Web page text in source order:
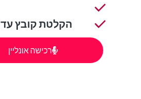
הקלטת קובץ עד 30 שניות בהתאם לדרישות ספקי התקשורת
רכישה אונליין